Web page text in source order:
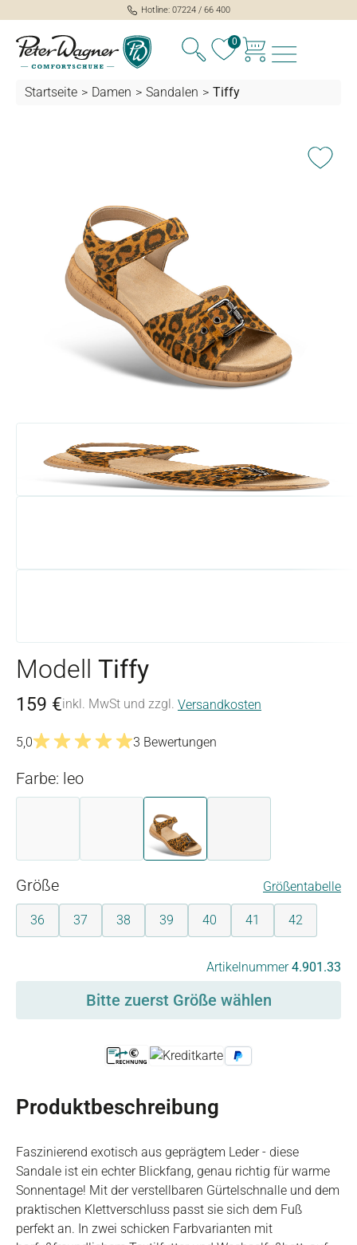
springen
Hotline: 07224 / 66 400
0
Startseite > Damen > Sandalen > Tiffy
Modell Tiffy
159 €inkl. MwSt und zzgl. Versandkosten
5,0
3 Bewertungen
Farbe: leo
(Diese Option ist zurzeit nicht verfügbar.)
blau-multi
(Diese Option ist zurzeit nicht verfügbar.)
leo
Größeauswählen Größentabelle
36 37 38 39 40 41 42
Artikelnummer4.901.33
Bitte zuerst Größe wählen
Produktbeschreibung
Faszinierend exotisch aus geprägtem Leder - diese
Sandale ist ein echter Blickfang, genau richtig für warme
Sonnentage! Mit der verstellbaren Gürtelschnalle und dem
praktischen Klettverschluss passt sie sich dem Fuß
perfekt an. In zwei schicken Farbvarianten mit